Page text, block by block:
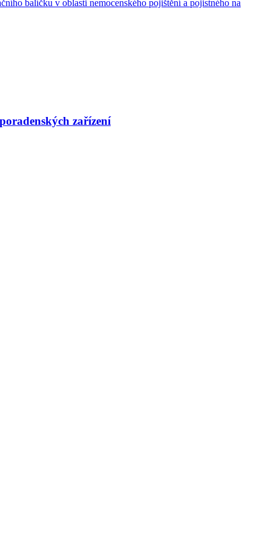
balíčku v oblasti nemocenského pojištění a pojistného na
zařízení